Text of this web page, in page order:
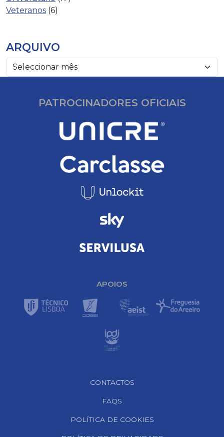
Veteranos (6)
ARQUIVO
PATROCINADORES OFICIAIS
APOIOS
CONTACTOS
FAQS
POLÍTICA DE COOKIES